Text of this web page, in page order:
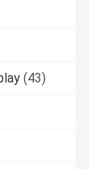
(43)